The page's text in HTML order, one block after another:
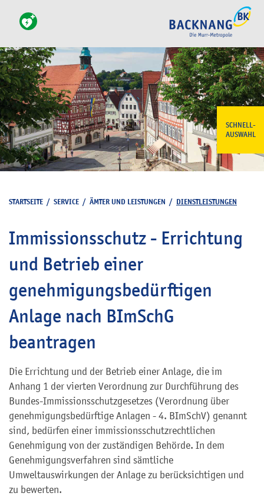
SCHNELL-
AUSWAHL
STARTSEITE / SERVICE / ÄMTER UND LEISTUNGEN / DIENSTLEISTUNGEN
Immissionsschutz - Errichtung
und Betrieb einer
genehmigungsbedürftigen
Anlage nach BImSchG
beantragen
Die Errichtung und der Betrieb einer Anlage, die im
Anhang 1 der vierten Verordnung zur Durchführung des
Bundes-Immissionsschutzgesetzes (Verordnung über
genehmigungsbedürftige Anlagen - 4. BImSchV) genannt
sind, bedürfen einer immissionsschutzrechtlichen
Genehmigung von der zuständigen Behörde. In dem
Genehmigungsverfahren sind sämtliche
Umweltauswirkungen der Anlage zu berücksichtigen und
zu bewerten.